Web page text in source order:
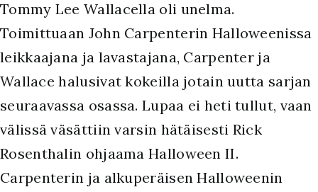
Tommy Lee Wallacella oli unelma.
Toimittuaan John Carpenterin Halloweenissa
leikkaajana ja lavastajana, Carpenter ja
Wallace halusivat kokeilla jotain uutta sarjan
seuraavassa osassa. Lupaa ei heti tullut, vaan
välissä väsättiin varsin hätäisesti Rick
Rosenthalin ohjaama Halloween II.
Carpenterin ja alkuperäisen Halloweenin